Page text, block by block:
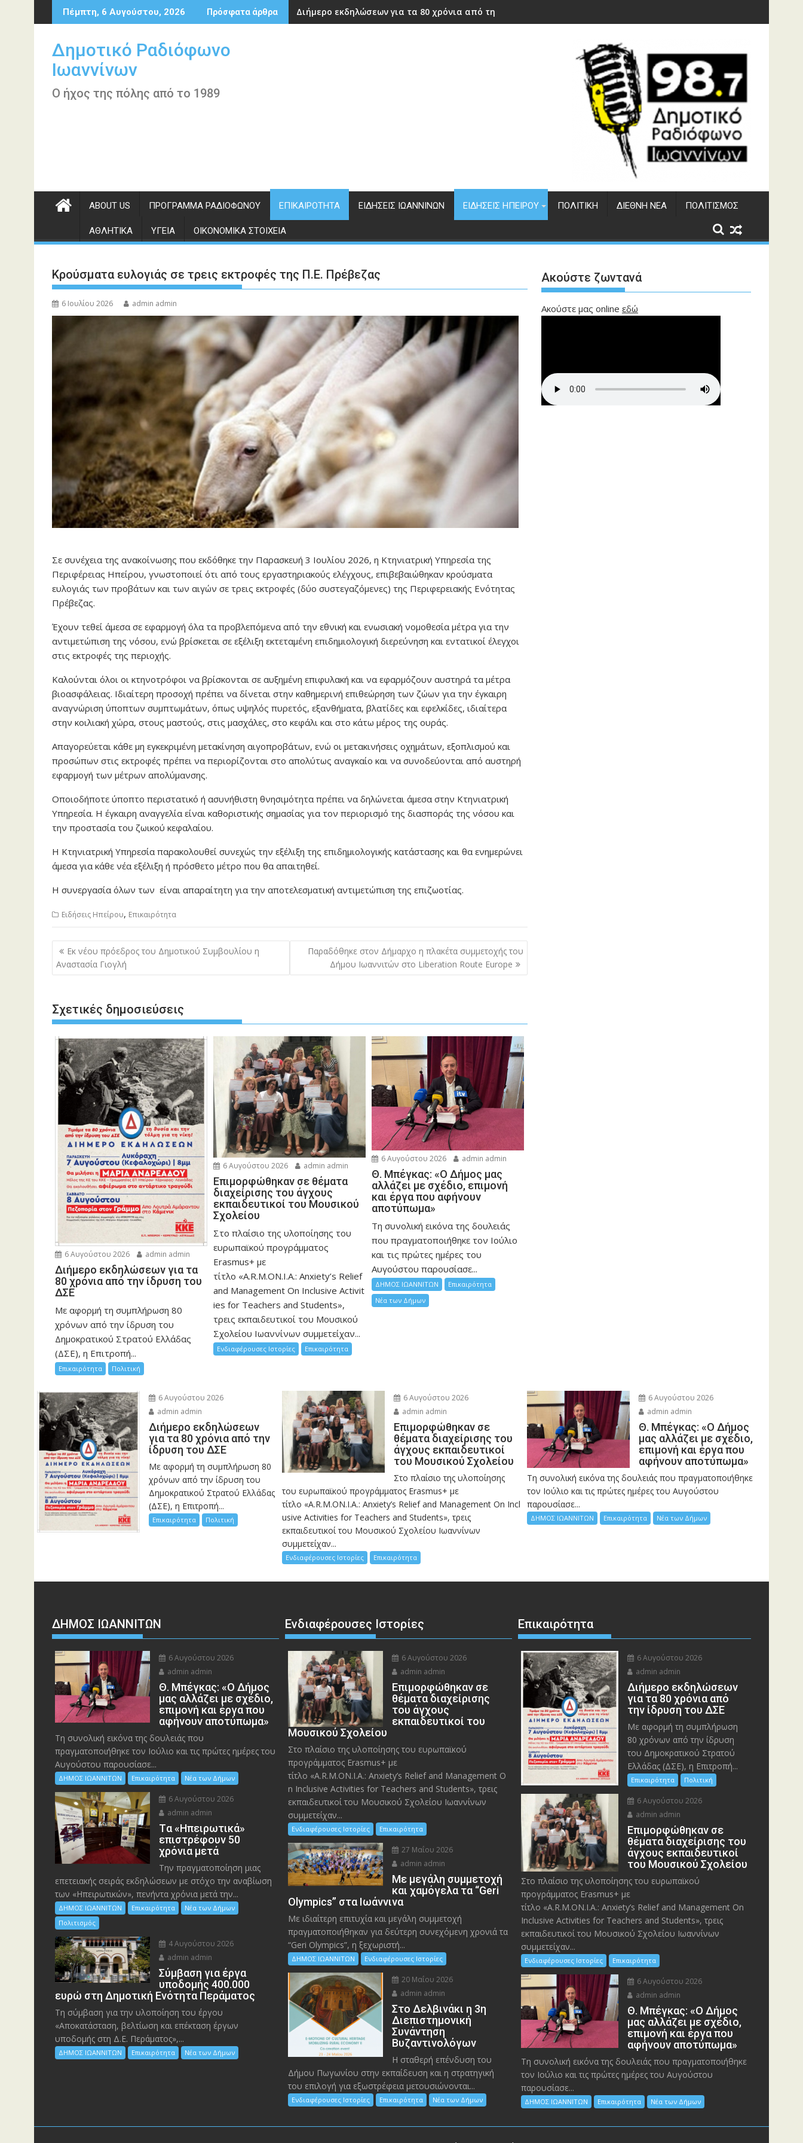
Περάστε
στο
Πέμπτη, 6 Αυγούστου, 2026 Πρόσφατα άρθρα Διήμερο εκδηλώσεων για τα 80 χρόνια από την ίδρυση του ΔΣΕ
Δημοτικό Ραδιόφωνο
Ιωαννίνων
Ο ήχος της πόλης από το 1989
ABOUT US ΠΡΌΓΡΑΜΜΑ ΡΑΔΙΟΦΏΝΟΥ ΕΠΙΚΑΙΡΌΤΗΤΑ ΕΙΔΉΣΕΙΣ ΙΩΑΝΝΊΝΩΝ ΕΙΔΉΣΕΙΣ ΗΠΕΊΡΟΥ ΠΟΛΙΤΙΚΉ ΔΙΕΘΝΉ ΝΈΑ ΠΟΛΙΤΙΣΜΌΣ
ΑΘΛΗΤΙΚΆ ΥΓΕΊΑ ΟΙΚΟΝΟΜΙΚΆ ΣΤΟΙΧΕΊΑ
Κρούσματα ευλογιάς σε τρεις εκτροφές της Π.Ε. Πρέβεζας
6 Ιουλίου 2026 admin admin
Σε συνέχεια της ανακοίνωσης που εκδόθηκε την Παρασκευή 3 Ιουλίου 2026, η Κτηνιατρική Υπηρεσία της
Περιφέρειας Ηπείρου, γνωστοποιεί ότι από τους εργαστηριακούς ελέγχους, επιβεβαιώθηκαν κρούσματα
ευλογιάς των προβάτων και των αιγών σε τρεις εκτροφές (δύο συστεγαζόμενες) της Περιφερειακής Ενότητας
Πρέβεζας.
Έχουν τεθεί άμεσα σε εφαρμογή όλα τα προβλεπόμενα από την εθνική και ενωσιακή νομοθεσία μέτρα για την
αντιμετώπιση της νόσου, ενώ βρίσκεται σε εξέλιξη εκτεταμένη επιδημιολογική διερεύνηση και εντατικοί έλεγχοι
στις εκτροφές της περιοχής.
Καλούνται όλοι οι κτηνοτρόφοι να βρίσκονται σε αυξημένη επιφυλακή και να εφαρμόζουν αυστηρά τα μέτρα
βιοασφάλειας. Ιδιαίτερη προσοχή πρέπει να δίνεται στην καθημερινή επιθεώρηση των ζώων για την έγκαιρη
αναγνώριση ύποπτων συμπτωμάτων, όπως υψηλός πυρετός, εξανθήματα, βλατίδες και εφελκίδες, ιδιαίτερα
στην κοιλιακή χώρα, στους μαστούς, στις μασχάλες, στο κεφάλι και στο κάτω μέρος της ουράς.
Απαγορεύεται κάθε μη εγκεκριμένη μετακίνηση αιγοπροβάτων, ενώ οι μετακινήσεις οχημάτων, εξοπλισμού και
προσώπων στις εκτροφές πρέπει να περιορίζονται στο απολύτως αναγκαίο και να συνοδεύονται από αυστηρή
εφαρμογή των μέτρων απολύμανσης.
Οποιοδήποτε ύποπτο περιστατικό ή ασυνήθιστη θνησιμότητα πρέπει να δηλώνεται άμεσα στην Κτηνιατρική
Υπηρεσία. Η έγκαιρη αναγγελία είναι καθοριστικής σημασίας για τον περιορισμό της διασποράς της νόσου και
την προστασία του ζωικού κεφαλαίου.
Η Κτηνιατρική Υπηρεσία παρακολουθεί συνεχώς την εξέλιξη της επιδημιολογικής κατάστασης και θα ενημερώνει
άμεσα για κάθε νέα εξέλιξη ή πρόσθετο μέτρο που θα απαιτηθεί.
Η συνεργασία όλων των είναι απαραίτητη για την αποτελεσματική αντιμετώπιση της επιζωοτίας.
Ειδήσεις Ηπείρου, Επικαιρότητα
Πλοήγηση
άρθρων
Εκ νέου πρόεδρος του Δημοτικού Συμβουλίου η
Αναστασία Γιογλή
Παραδόθηκε στον Δήμαρχο η πλακέτα συμμετοχής του
Δήμου Ιωαννιτών στο Liberation Route Europe
Σχετικές δημοσιεύσεις
6 Αυγούστου 2026 admin admin
Διήμερο εκδηλώσεων για τα
80 χρόνια από την ίδρυση του
ΔΣΕ
Με αφορμή τη συμπλήρωση 80
χρόνων από την ίδρυση του
Δημοκρατικού Στρατού Ελλάδας
(ΔΣΕ), η Επιτροπή...
Επικαιρότητα Πολιτική
6 Αυγούστου 2026 admin admin
Eπιμορφώθηκαν σε θέματα
διαχείρισης του άγχους
εκπαιδευτικοί του Μουσικού
Σχολείου
Στο πλαίσιο της υλοποίησης του
ευρωπαϊκού προγράμματος
Erasmus+ με
τίτλο «A.R.M.ON.I.A.: Anxiety’s Relief
and Management On Inclusive Activit
ies for Teachers and Students»,
τρεις εκπαιδευτικοί του Μουσικού
Σχολείου Ιωαννίνων συμμετείχαν...
Ενδιαφέρουσες Ιστορίες Επικαιρότητα
6 Αυγούστου 2026 admin admin
Θ. Μπέγκας: «Ο Δήμος μας
αλλάζει με σχέδιο, επιμονή
και έργα που αφήνουν
αποτύπωμα»
Τη συνολική εικόνα της δουλειάς
που πραγματοποιήθηκε τον Ιούλιο
και τις πρώτες ημέρες του
Αυγούστου παρουσίασε...
ΔΗΜΟΣ ΙΩΑΝΝΙΤΩΝ
Επικαιρότητα
Νέα των Δήμων
Ακούστε ζωντανά
Ακούστε μας online εδώ
6 Αυγούστου 2026
admin admin
Διήμερο εκδηλώσεων
για τα 80 χρόνια από την
ίδρυση του ΔΣΕ
Με αφορμή τη συμπλήρωση 80
χρόνων από την ίδρυση του
Δημοκρατικού Στρατού Ελλάδας
(ΔΣΕ), η Επιτροπή...
Επικαιρότητα Πολιτική
6 Αυγούστου 2026
admin admin
Eπιμορφώθηκαν σε
θέματα διαχείρισης του
άγχους εκπαιδευτικοί
του Μουσικού Σχολείου
Στο πλαίσιο της υλοποίησης
του ευρωπαϊκού προγράμματος Erasmus+ με
τίτλο «A.R.M.ON.I.A.: Anxiety’s Relief and Management On Incl
usive Activities for Teachers and Students», τρεις
εκπαιδευτικοί του Μουσικού Σχολείου Ιωαννίνων
συμμετείχαν...
Ενδιαφέρουσες Ιστορίες Επικαιρότητα
6 Αυγούστου 2026
admin admin
Θ. Μπέγκας: «Ο Δήμος
μας αλλάζει με σχέδιο,
επιμονή και έργα που
αφήνουν αποτύπωμα»
Τη συνολική εικόνα της δουλειάς που πραγματοποιήθηκε
τον Ιούλιο και τις πρώτες ημέρες του Αυγούστου
παρουσίασε...
ΔΗΜΟΣ ΙΩΑΝΝΙΤΩΝ Επικαιρότητα Νέα των Δήμων
ΔΗΜΟΣ ΙΩΑΝΝΙΤΩΝ
6 Αυγούστου 2026
admin admin
Θ. Μπέγκας: «Ο Δήμος
μας αλλάζει με σχέδιο,
επιμονή και έργα που
αφήνουν αποτύπωμα»
Τη συνολική εικόνα της δουλειάς που
πραγματοποιήθηκε τον Ιούλιο και τις πρώτες ημέρες του
Αυγούστου παρουσίασε...
ΔΗΜΟΣ ΙΩΑΝΝΙΤΩΝ Επικαιρότητα Νέα των Δήμων
6 Αυγούστου 2026
admin admin
Tα «Ηπειρωτικά»
επιστρέφουν 50
χρόνια μετά
Την πραγματοποίηση μιας
επετειακής σειράς εκδηλώσεων με στόχο την αναβίωση
των «Ηπειρωτικών», πενήντα χρόνια μετά την...
ΔΗΜΟΣ ΙΩΑΝΝΙΤΩΝ Επικαιρότητα
Νέα των Δήμων
Πολιτισμός
4 Αυγούστου 2026
admin admin
Σύμβαση για έργα
υποδομής 400.000
ευρώ στη Δημοτική Ενότητα Περάματος
Τη σύμβαση για την υλοποίηση του έργου
«Αποκατάσταση, βελτίωση και επέκταση έργων
υποδομής στη Δ.Ε. Περάματος»,...
ΔΗΜΟΣ ΙΩΑΝΝΙΤΩΝ Επικαιρότητα Νέα των Δήμων
Ενδιαφέρουσες Ιστορίες
6 Αυγούστου 2026
admin admin
Eπιμορφώθηκαν σε
θέματα διαχείρισης
του άγχους
εκπαιδευτικοί του
Μουσικού Σχολείου
Στο πλαίσιο της υλοποίησης του ευρωπαϊκού
προγράμματος Erasmus+ με
τίτλο «A.R.M.ON.I.A.: Anxiety’s Relief and Management O
n Inclusive Activities for Teachers and Students», τρεις
εκπαιδευτικοί του Μουσικού Σχολείου Ιωαννίνων
συμμετείχαν...
Ενδιαφέρουσες Ιστορίες Επικαιρότητα
27 Μαΐου 2026
admin admin
Με μεγάλη συμμετοχή
και χαμόγελα τα “Geri
Olympics” στα Ιωάννινα
Με ιδιαίτερη επιτυχία και μεγάλη συμμετοχή
πραγματοποιήθηκαν για δεύτερη συνεχόμενη χρονιά τα
“Geri Olympics”, η ξεχωριστή...
ΔΗΜΟΣ ΙΩΑΝΝΙΤΩΝ Ενδιαφέρουσες Ιστορίες
20 Μαΐου 2026
admin admin
Στο Δελβινάκι η 3η
Διεπιστημονική
Συνάντηση
Βυζαντινολόγων
Η σταθερή επένδυση του
Δήμου Πωγωνίου στην εκπαίδευση και η στρατηγική
του επιλογή για εξωστρέφεια μετουσιώνονται...
Ενδιαφέρουσες Ιστορίες Επικαιρότητα Νέα των Δήμων
Επικαιρότητα
6 Αυγούστου 2026
admin admin
Διήμερο εκδηλώσεων
για τα 80 χρόνια από
την ίδρυση του ΔΣΕ
Με αφορμή τη συμπλήρωση
80 χρόνων από την ίδρυση
του Δημοκρατικού Στρατού
Ελλάδας (ΔΣΕ), η Επιτροπή...
Επικαιρότητα Πολιτική
6 Αυγούστου 2026
admin admin
Eπιμορφώθηκαν σε
θέματα διαχείρισης του
άγχους εκπαιδευτικοί
του Μουσικού Σχολείου
Στο πλαίσιο της υλοποίησης του ευρωπαϊκού
προγράμματος Erasmus+ με
τίτλο «A.R.M.ON.I.A.: Anxiety’s Relief and Management On
Inclusive Activities for Teachers and Students», τρεις
εκπαιδευτικοί του Μουσικού Σχολείου Ιωαννίνων
συμμετείχαν...
Ενδιαφέρουσες Ιστορίες Επικαιρότητα
6 Αυγούστου 2026
admin admin
Θ. Μπέγκας: «Ο Δήμος
μας αλλάζει με σχέδιο,
επιμονή και έργα που
αφήνουν αποτύπωμα»
Τη συνολική εικόνα της δουλειάς που πραγματοποιήθηκε
τον Ιούλιο και τις πρώτες ημέρες του Αυγούστου
παρουσίασε...
ΔΗΜΟΣ ΙΩΑΝΝΙΤΩΝ Επικαιρότητα Νέα των Δήμων